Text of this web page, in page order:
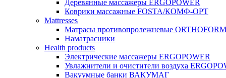
Деревянные массажеры ERGOPOWER
Коврики массажные FOSTA/КОМФ-ОРТ
Мattresses
Матрасы противопролежневые
Наматрасники
Health products
Электрические массажеры ERGOPOWER
Увлажнители и очистители воздуха
Вакуумные банки ВАКУМАГ